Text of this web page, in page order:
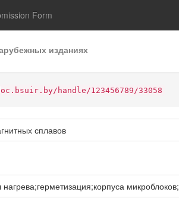
Form
изданиях
handle/123456789/33058
сплавов